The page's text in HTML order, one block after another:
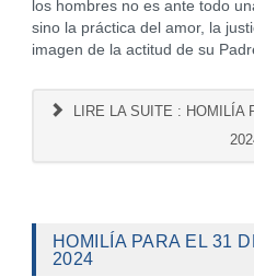
los hombres no es ante todo
sino la práctica del amor, la
imagen de la actitud de su
LIRE LA SUITE : HOMILÍA
HOMILÍA PARA EL 31
2024